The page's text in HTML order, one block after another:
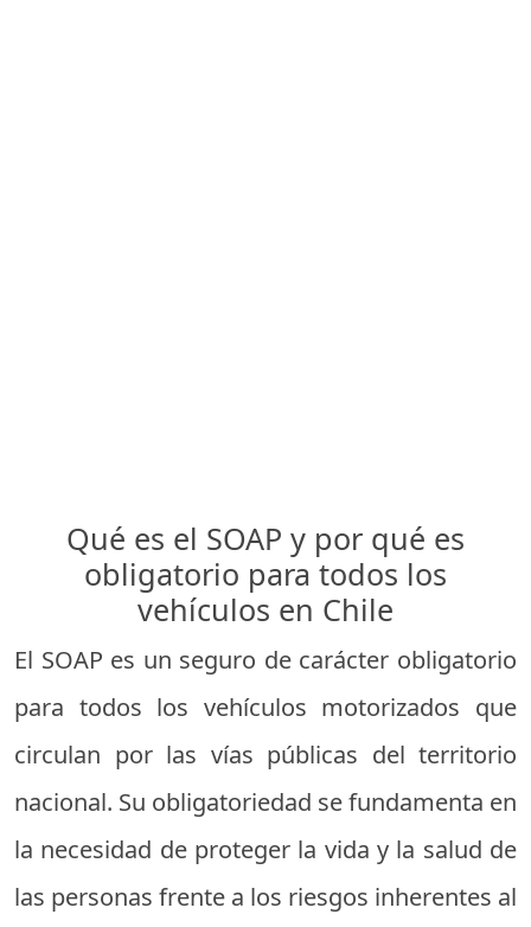
Qué es el SOAP y por qué es
obligatorio para todos los
vehículos en Chile
El SOAP es un seguro de carácter obligatorio
para todos los vehículos motorizados que
circulan por las vías públicas del territorio
nacional. Su obligatoriedad se fundamenta en
la necesidad de proteger la vida y la salud de
las personas frente a los riesgos inherentes al